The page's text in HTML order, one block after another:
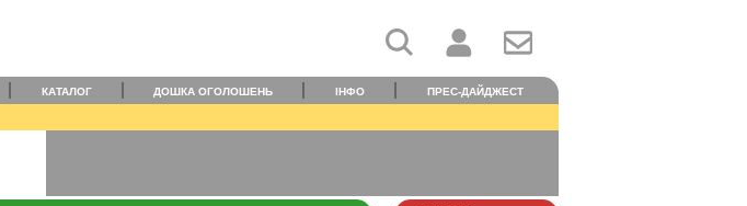
КАТАЛОГ ДОШКА ОГОЛОШЕНЬ ІНФО ПРЕС-ДАЙДЖЕСТ